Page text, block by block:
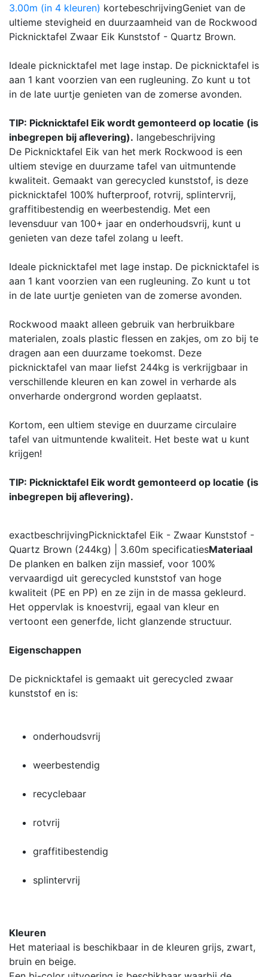
3.00m (in 4 kleuren) kortebeschrijvingGeniet van de
ultieme stevigheid en duurzaamheid van de Rockwood
Picknicktafel Zwaar Eik Kunststof - Quartz Brown.
Ideale picknicktafel met lage instap. De picknicktafel is
aan 1 kant voorzien van een rugleuning. Zo kunt u tot
in de late uurtje genieten van de zomerse avonden.
TIP: Picknicktafel Eik wordt gemonteerd op locatie (is
inbegrepen bij aflevering). langebeschrijving
De Picknicktafel Eik van het merk Rockwood is een
ultiem stevige en duurzame tafel van uitmuntende
kwaliteit. Gemaakt van gerecycled kunststof, is deze
picknicktafel 100% hufterproof, rotvrij, splintervrij,
graffitibestendig en weerbestendig. Met een
levensduur van 100+ jaar en onderhoudsvrij, kunt u
genieten van deze tafel zolang u leeft.
Ideale picknicktafel met lage instap. De picknicktafel is
aan 1 kant voorzien van een rugleuning. Zo kunt u tot
in de late uurtje genieten van de zomerse avonden.
Rockwood maakt alleen gebruik van herbruikbare
materialen, zoals plastic flessen en zakjes, om zo bij te
dragen aan een duurzame toekomst. Deze
picknicktafel van maar liefst 244kg is verkrijgbaar in
verschillende kleuren en kan zowel in verharde als
onverharde ondergrond worden geplaatst.
Kortom, een ultiem stevige en duurzame circulaire
tafel van uitmuntende kwaliteit. Het beste wat u kunt
krijgen!
TIP: Picknicktafel Eik wordt gemonteerd op locatie (is
inbegrepen bij aflevering).
exactbeschrijvingPicknicktafel Eik - Zwaar Kunststof -
Quartz Brown (244kg) | 3.60m specificatiesMateriaal
De planken en balken zijn massief, voor 100%
vervaardigd uit gerecycled kunststof van hoge
kwaliteit (PE en PP) en ze zijn in de massa gekleurd.
Het oppervlak is knoestvrij, egaal van kleur en
vertoont een generfde, licht glanzende structuur.
Eigenschappen
De picknicktafel is gemaakt uit gerecycled zwaar
kunststof en is:
onderhoudsvrij
weerbestendig
recyclebaar
rotvrij
graffitibestendig
splintervrij
Kleuren
Het materiaal is beschikbaar in de kleuren grijs, zwart,
bruin en beige.